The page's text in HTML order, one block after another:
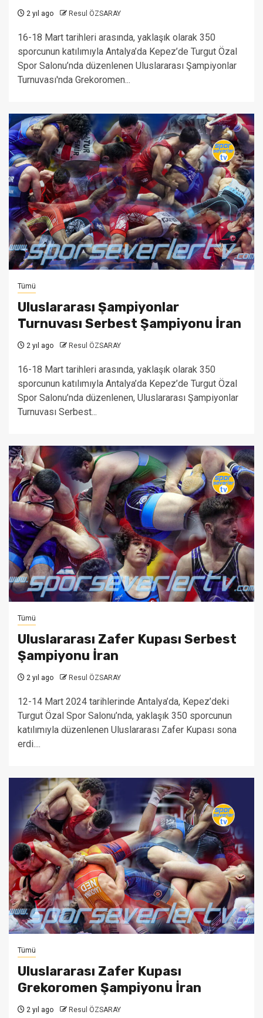
2 yıl ago Resul ÖZSARAY
16-18 Mart tarihleri arasında, yaklaşık olarak 350
sporcunun katılımıyla Antalya’da Kepez’de Turgut Özal
Spor Salonu’nda düzenlenen Uluslararası Şampiyonlar
Turnuvası'nda Grekoromen...
Tümü
Uluslararası Şampiyonlar
Turnuvası Serbest Şampiyonu İran
2 yıl ago Resul ÖZSARAY
16-18 Mart tarihleri arasında, yaklaşık olarak 350
sporcunun katılımıyla Antalya’da Kepez’de Turgut Özal
Spor Salonu’nda düzenlenen, Uluslararası Şampiyonlar
Turnuvası Serbest...
Tümü
Uluslararası Zafer Kupası Serbest
Şampiyonu İran
2 yıl ago Resul ÖZSARAY
12-14 Mart 2024 tarihlerinde Antalya’da, Kepez’deki
Turgut Özal Spor Salonu’nda, yaklaşık 350 sporcunun
katılımıyla düzenlenen Uluslararası Zafer Kupası sona
erdi....
Tümü
Uluslararası Zafer Kupası
Grekoromen Şampiyonu İran
2 yıl ago Resul ÖZSARAY